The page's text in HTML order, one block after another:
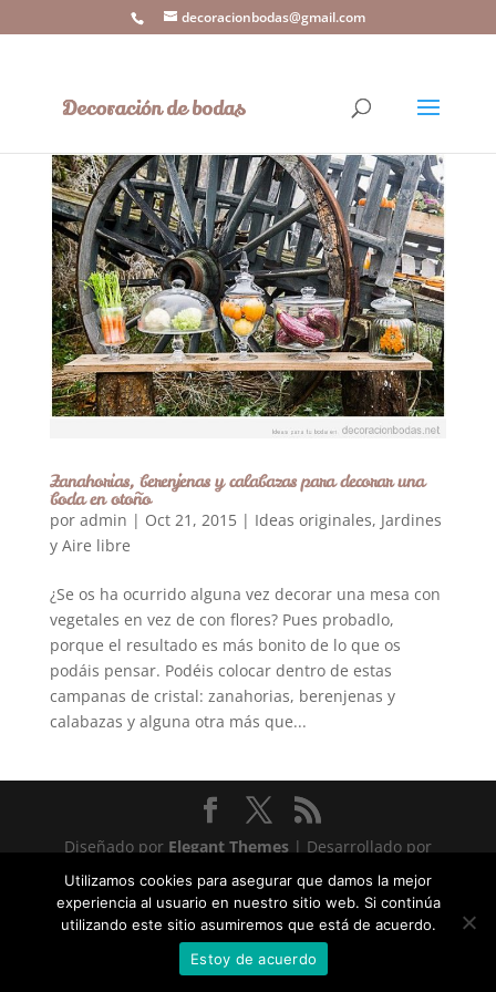
decoracionbodas@gmail.com
Zanahorias, berenjenas y calabazas para decorar una
boda en otoño
por admin | Oct 21, 2015| Ideas originales, Jardines
y Aire libre
¿Se os ha ocurrido alguna vez decorar una mesa con
vegetales en vez de con flores? Pues probadlo,
porque el resultado es más bonito de lo que os
podáis pensar. Podéis colocar dentro de estas
campanas de cristal: zanahorias, berenjenas y
calabazas y alguna otra más que...
Diseñado por Elegant Themes| Desarrollado por
WordPress
Statcounter code invalid. Insert a fresh copy.
Utilizamos cookies para asegurar que damos la mejor
experiencia al usuario en nuestro sitio web. Si continúa
utilizando este sitio asumiremos que está de acuerdo.
Estoy de acuerdo